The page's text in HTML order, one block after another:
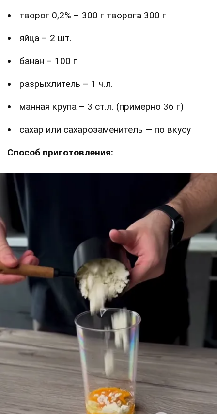
творог 0,2% – 300 г творога 300 г
яйца – 2 шт.
банан – 100 г
разрыхлитель – 1 ч.л.
манная крупа – 3 ст.л. (примерно 36 г)
сахар или сахарозаменитель — по вкусу
Способ приготовления: